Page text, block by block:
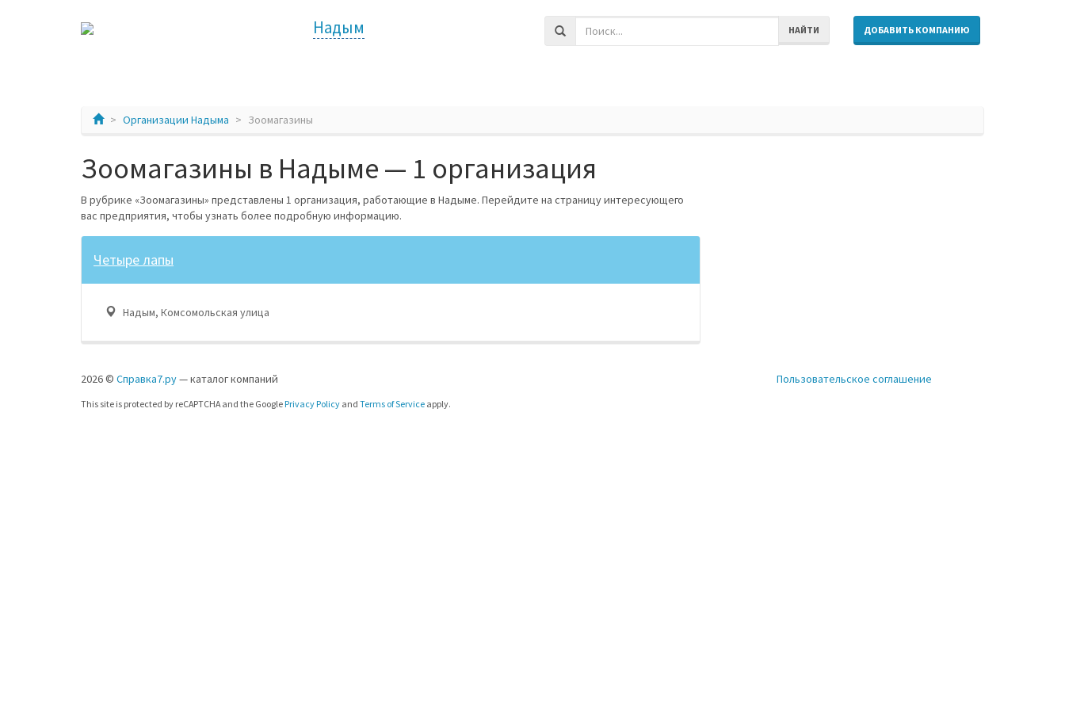
Надым НАЙТИ ДОБАВИТЬ КОМПАНИЮ
Организации Надыма Зоомагазины
Зоомагазины в Надыме — 1 организация
В рубрике «Зоомагазины» представлены 1 организация, работающие в Надыме. Перейдите на страницу интересующего
вас предприятия, чтобы узнать более подробную информацию.
Четыре лапы
Надым, Комсомольская улица
2026 © Справка7.ру— каталог компаний
This site is protected by reCAPTCHA and the Google Privacy Policy and Terms of Service apply.
Пользовательское соглашение